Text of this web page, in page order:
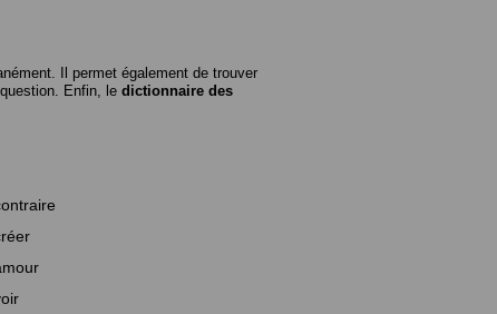
Il permet également de trouver
Enfin, le dictionnaire des